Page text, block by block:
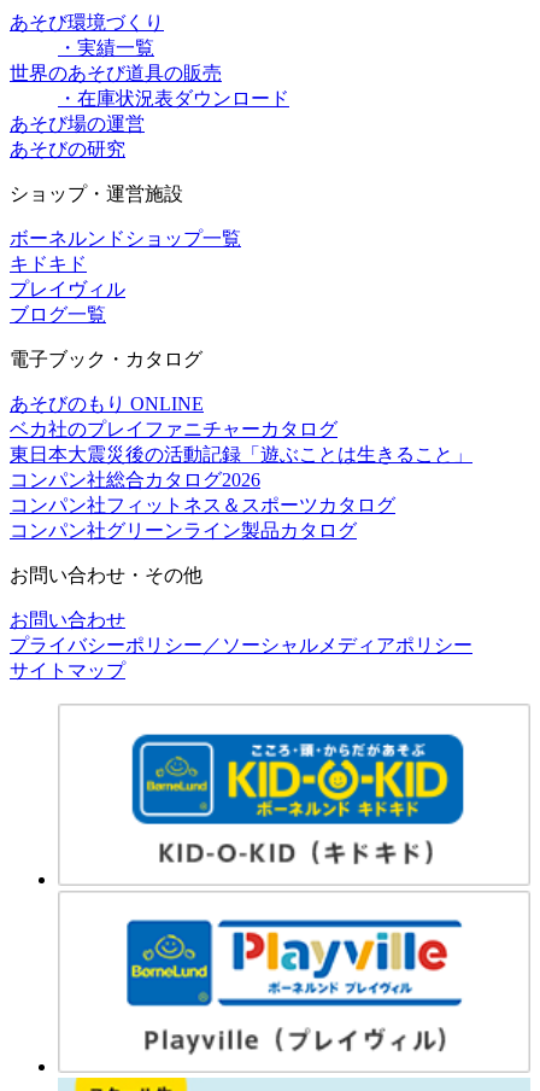
あそび環境づくり
・実績一覧
世界のあそび道具の販売
・在庫状況表ダウンロード
あそび場の運営
あそびの研究
ショップ・運営施設
ボーネルンドショップ一覧
キドキド
プレイヴィル
ブログ一覧
電子ブック・カタログ
あそびのもり ONLINE
ベカ社のプレイファニチャーカタログ
東日本大震災後の活動記録「遊ぶことは生きること」
コンパン社総合カタログ2026
コンパン社フィットネス＆スポーツカタログ
コンパン社グリーンライン製品カタログ
お問い合わせ・その他
お問い合わせ
プライバシーポリシー／ソーシャルメディアポリシー
サイトマップ